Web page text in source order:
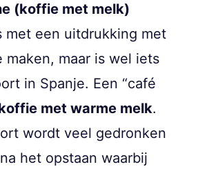
(koffie met melk)
met een uitdrukking met
maken, maar is wel iets
in Spanje. Een “café
met warme melk.
wordt veel gedronken
het opstaan waarbij